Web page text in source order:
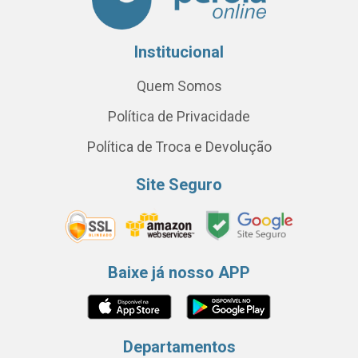
Institucional
Quem Somos
Política de Privacidade
Política de Troca e Devolução
Site Seguro
Baixe já nosso APP
Departamentos